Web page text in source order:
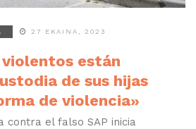
27 EKAINA, 2023
están
de sus hijas
de violencia»
contra el falso SAP inicia